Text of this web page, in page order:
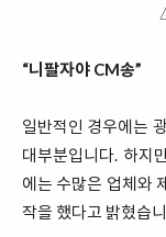
“니팔자야 CM송”
일반적인 경우에는
대부분입니다. 하지
에는 수많은 업체와
작을 했다고 밝혔습